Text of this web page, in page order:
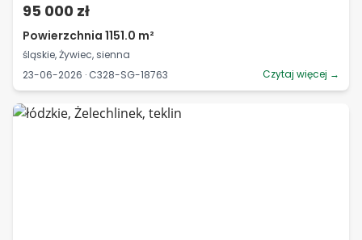
95 000 zł
Powierzchnia 1151.0 m²
śląskie, Żywiec, sienna
23-06-2026 · C328-SG-18763
Czytaj więcej →